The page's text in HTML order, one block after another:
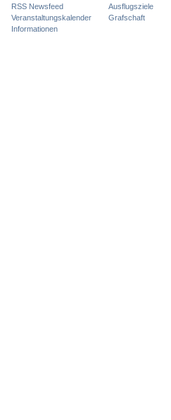
RSS Newsfeed
Veranstaltungskalender
Informationen
Ausflugsziele
Grafschaft